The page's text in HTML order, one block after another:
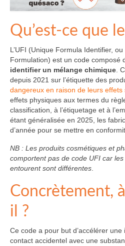
Qu’est-ce que
L’UFI (Unique Formula Identifier,
Formulation) est un code composé
identifier un mélange chimique.
depuis 2021 sur l’étiquette des
dangereux en raison de leurs effets
effets physiques aux termes du
classification, à l’étiquetage et à
étant généralisée en 2025, les
d’année pour se mettre en
NB : Les produits cosmétiques et
comportent pas de code UFI car
entourent sont différentes.
Concrètement,
il ?
Ce code a pour but d’accélérer
contact accidentel avec une